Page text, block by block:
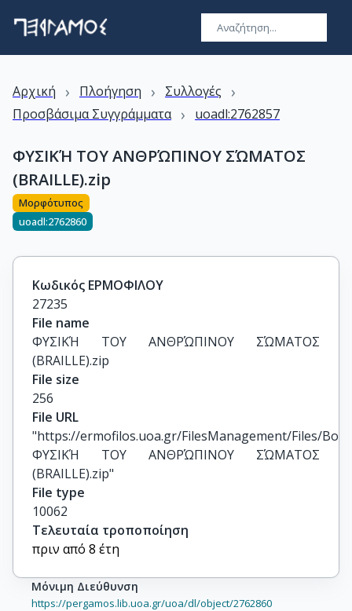
Αρχική › Πλοήγηση › Συλλογές ›
Προσβάσιμα Συγγράμματα › uoadl:2762857
ΦΥΣΙΚΉ ΤΟΥ ΑΝΘΡΏΠΙΝΟΥ ΣΏΜΑΤΟΣ
(BRAILLE).zip
Μορφότυπος
uoadl:2762860
Κωδικός ΕΡΜΟΦΙΛΟΥ
27235
File name
ΦΥΣΙΚΉ ΤΟΥ ΑΝΘΡΏΠΙΝΟΥ ΣΏΜΑΤΟΣ
(BRAILLE).zip
File size
256
File URL
"https://ermofilos.uoa.gr/FilesManagement/Files/
ΦΥΣΙΚΉ ΤΟΥ ΑΝΘΡΏΠΙΝΟΥ ΣΏΜΑΤΟΣ
(BRAILLE).zip"
File type
10062
Τελευταία τροποποίηση
πριν από 8 έτη
Μόνιμη Διεύθυνση
https://pergamos.lib.uoa.gr/uoa/dl/object/2762860